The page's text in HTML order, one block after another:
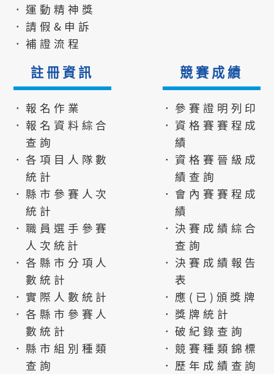
．運動精神獎
．請假&申訴
．補證流程
註冊資訊
．報名作業
．報名資料綜合
查詢
．各項目人隊數
統計
．縣市參賽人次
統計
．職員選手參賽
人次統計
．各縣市分項人
數統計
．實際人數統計
．各縣市參賽人
數統計
．縣市組別種類
查詢
競賽成績
．參賽證明列印
．資格賽賽程成
績
．資格賽晉級成
績查詢
．會內賽賽程成
績
．決賽成績綜合
查詢
．決賽成績報告
表
．應(已)頒獎牌
．獎牌統計
．破紀錄查詢
．競賽種類錦標
．歷年成績查詢